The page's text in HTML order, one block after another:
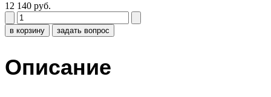
12 140 руб.
в корзину задать вопрос
Описание